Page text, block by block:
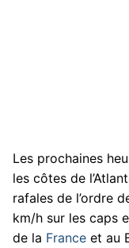
Les prochaines
les côtes de
rafales de l’ordre
km/h sur les caps
de la France et au